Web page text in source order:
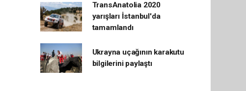
TransAnatolia 2020
yarışları İstanbul'da
tamamlandı
Ukrayna uçağının karakutu
bilgilerini paylaştı